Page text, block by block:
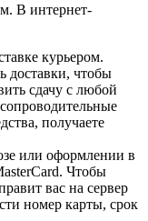
В интернет-
курьером.
доставки, чтобы
сдачу с любой
получаете
или оформлении в
Чтобы
вас на сервер
номер карты, срок